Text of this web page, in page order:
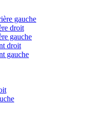
gauche
droit
gauche
droit
gauche